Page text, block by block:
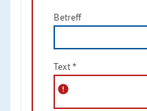
Betreff
Text *
error